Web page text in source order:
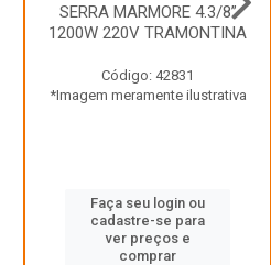
SERRA MARMORE 4.3/8”
1200W 220V TRAMONTINA
Código: 42831
*Imagem meramente ilustrativa
Faça seu login ou
cadastre-se para
ver preços e
comprar